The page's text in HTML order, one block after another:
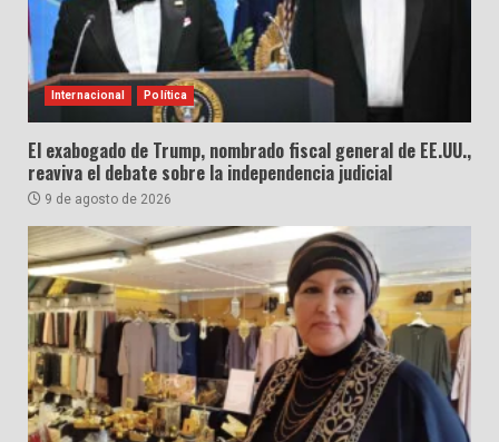
Internacional Política
El exabogado de Trump, nombrado fiscal general de EE.UU.,
reaviva el debate sobre la independencia judicial
9 de agosto de 2026